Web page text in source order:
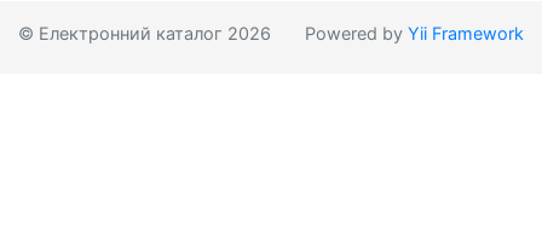
© Електронний каталог 2026 Powered by Yii Framework